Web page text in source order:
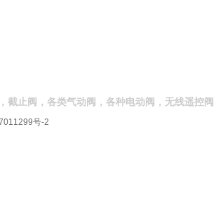
止阀，各类气动阀，各种电动阀，无线遥控阀
号-2